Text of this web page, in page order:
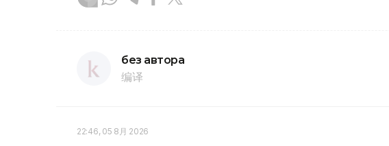
без автора
编译
22:46, 05 8月 2026